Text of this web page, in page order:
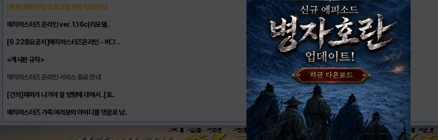
[톡클]회원가입 및 프로필 수정 방법 안내
매직마스터즈 온라인 ver. 1.16c(리모델..
[6.22중요공지]매직마스터즈온라인 - 버그 ..
<게시판 규칙>
매직마스터즈 온라인 서비스 종료 안내
[건의]매마가 나가야 할 방향에 대해서..[토..
매직마스터즈 가족 여러분의 아이디를 댓글로 남..